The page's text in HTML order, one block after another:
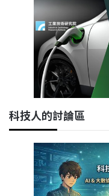
科技人的討論區